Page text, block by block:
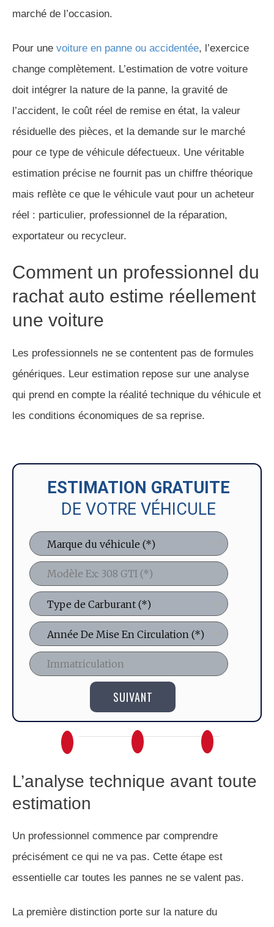
marché de l’occasion.
Pour une voiture en panne ou accidentée, l’exercice
change complètement. L’estimation de votre voiture
doit intégrer la nature de la panne, la gravité de
l’accident, le coût réel de remise en état, la valeur
résiduelle des pièces, et la demande sur le marché
pour ce type de véhicule défectueux. Une véritable
estimation précise ne fournit pas un chiffre théorique
mais reflète ce que le véhicule vaut pour un acheteur
réel : particulier, professionnel de la réparation,
exportateur ou recycleur.
Comment un professionnel du
rachat auto estime réellement
une voiture
Les professionnels ne se contentent pas de formules
génériques. Leur estimation repose sur une analyse
qui prend en compte la réalité technique du véhicule et
les conditions économiques de sa reprise.
ESTIMATION GRATUITE
DE VOTRE VÉHICULE
SUIVANT
L’analyse technique avant toute
estimation
Un professionnel commence par comprendre
précisément ce qui ne va pas. Cette étape est
essentielle car toutes les pannes ne se valent pas.
La première distinction porte sur la nature du